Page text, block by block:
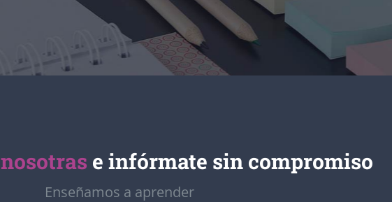
nosotras e infórmate sin compromiso
Enseñamos a aprender